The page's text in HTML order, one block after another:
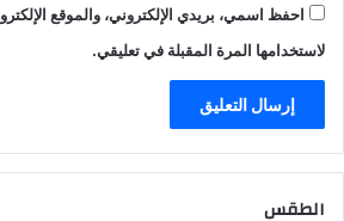
احفظ اسمي، بريدي الإلكتروني، والموقع
لاستخدامها المرة المقبلة في تعليقي.
الطقس